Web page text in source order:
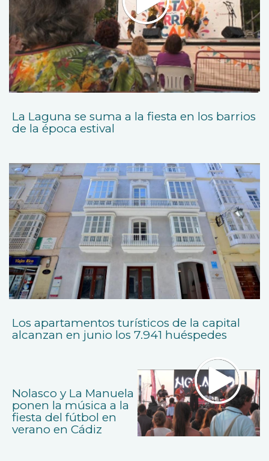
La Laguna se suma a la fiesta en los barrios
de la época estival
Los apartamentos turísticos de la capital
alcanzan en junio los 7.941 huéspedes
Nolasco y La Manuela
ponen la música a la
fiesta del fútbol en
verano en Cádiz